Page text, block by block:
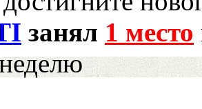
занял 1 место